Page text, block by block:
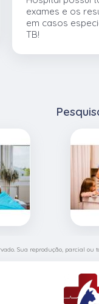
exames e os
em casos
TB!
Sua reprodução, parcial ou